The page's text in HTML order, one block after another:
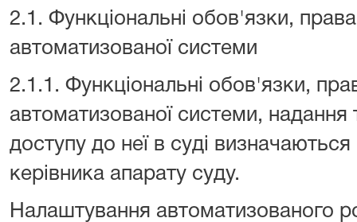
2.1. Функціональні обов'язки,
автоматизованої системи
2.1.1. Функціональні обов'язки,
автоматизованої системи,
доступу до неї в суді визначаються
керівника апарату суду.
Налаштування автоматизованого